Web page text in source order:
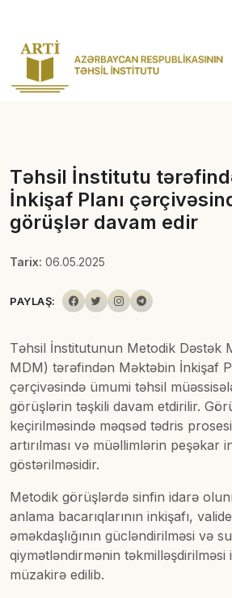
Təhsil İnstitutu
İnkişaf Planı
görüşlər davam edir
Tarix: 06.05.2025
PAYLAŞ:
Təhsil İnstitutunun Metodik Dəstək
MDM) tərəfindən Məktəbin İnkişaf
çərçivəsində ümumi təhsil
görüşlərin təşkili davam etdirilir.
keçirilməsində məqsəd tədris
artırılması və müəllimlərin peşəkar
göstərilməsidir.
Metodik görüşlərdə sinfin idarə
anlama bacarıqlarının inkişafı,
əməkdaşlığının gücləndirilməsi və
qiymətləndirmənin təkmilləşdirilməsi
müzakirə edilib.